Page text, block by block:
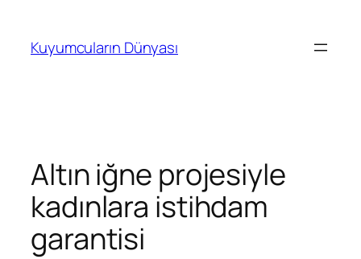
Kuyumcuların Dünyası
Altın iğne projesiyle
kadınlara istihdam
garantisi